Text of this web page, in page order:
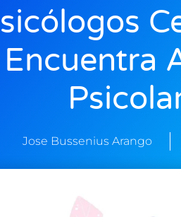
Encuentra
Jose Bussenius Arango